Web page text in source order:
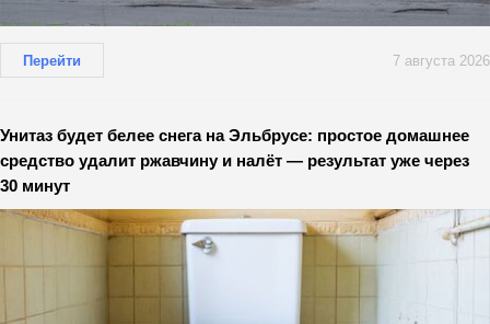
Перейти 7 августа 2026
Унитаз будет белее снега на Эльбрусе: простое домашнее
средство удалит ржавчину и налёт — результат уже через
30 минут